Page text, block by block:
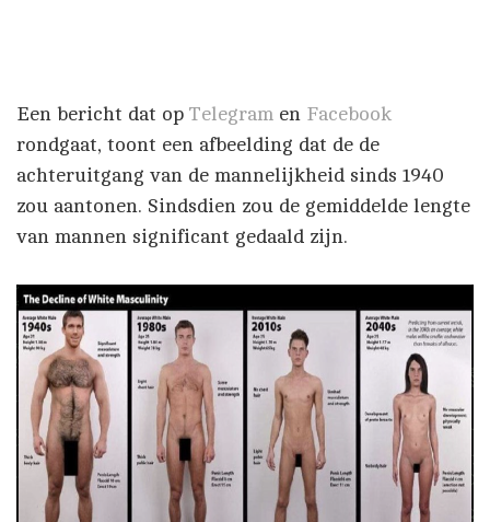
Een bericht dat op Telegram en Facebook
rondgaat, toont een afbeelding dat de de
achteruitgang van de mannelijkheid sinds 1940
zou aantonen. Sindsdien zou de gemiddelde lengte
van mannen significant gedaald zijn.